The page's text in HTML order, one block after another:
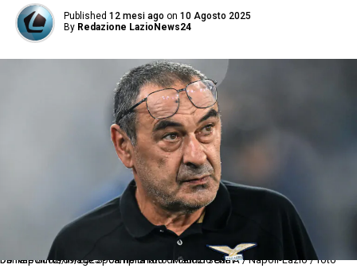
Published 12 mesi ago on 10 Agosto 2025
By Redazione LazioNews24
Db Napoli 02/09/2023 - campionato di calcio serie A / Napoli-Lazio / foto Daniele Buffa/Image Sport nella foto: Maurizio Sarri